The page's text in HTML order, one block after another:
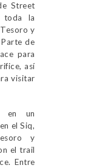
Street
toda la
y
de
para
así
visitar
en un
el Siq,
y
el trail
Entre